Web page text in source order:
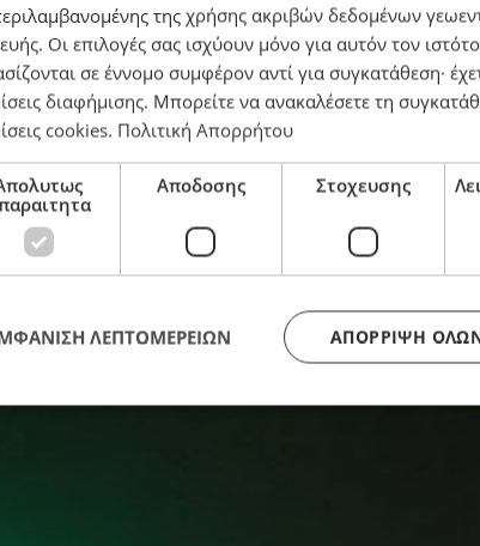
– Αιχμές για καλοθελητές από συντεχνία
της χρήσης ακριβών δεδομένων
Οι επιλογές σας ισχύουν μόνο για αυτόν τον
σε έννομο συμφέρον αντί για συγκατάθεση·
διαφήμισης. Μπορείτε να ανακαλέσετε τη
cookies. Πολιτική Απορρήτου
Αποδοσης Στοχευσης
ΑΠΌΡΡΙΨΗ
ΛΕΠΤΟΜΕΡΕΙΩΝ